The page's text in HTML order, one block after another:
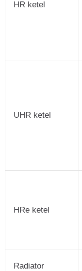
HR ketel
UHR ketel
HRe ketel
Radiator